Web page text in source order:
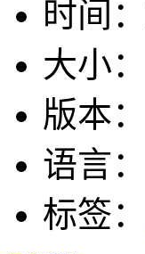
时间：
大小：
版本：
语言：
标签：